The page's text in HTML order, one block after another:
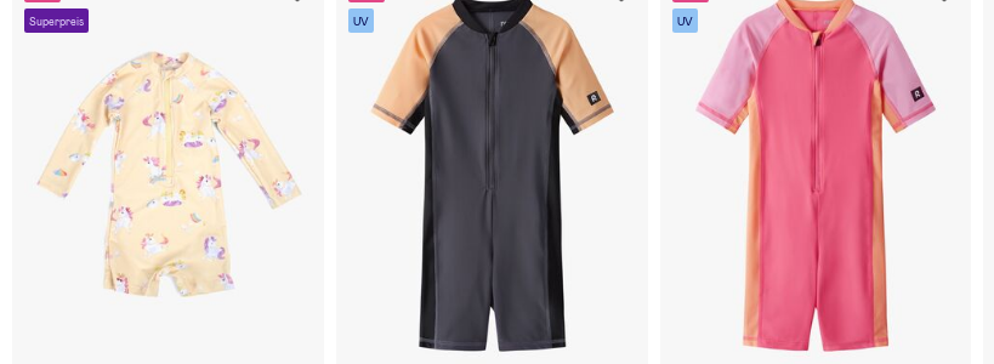
Superpreis UV UV